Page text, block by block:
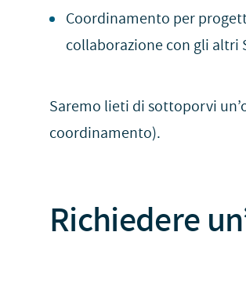
Coordinamento per
collaborazione con gli altri
Saremo lieti di sottoporvi
coordinamento).
Richiedere